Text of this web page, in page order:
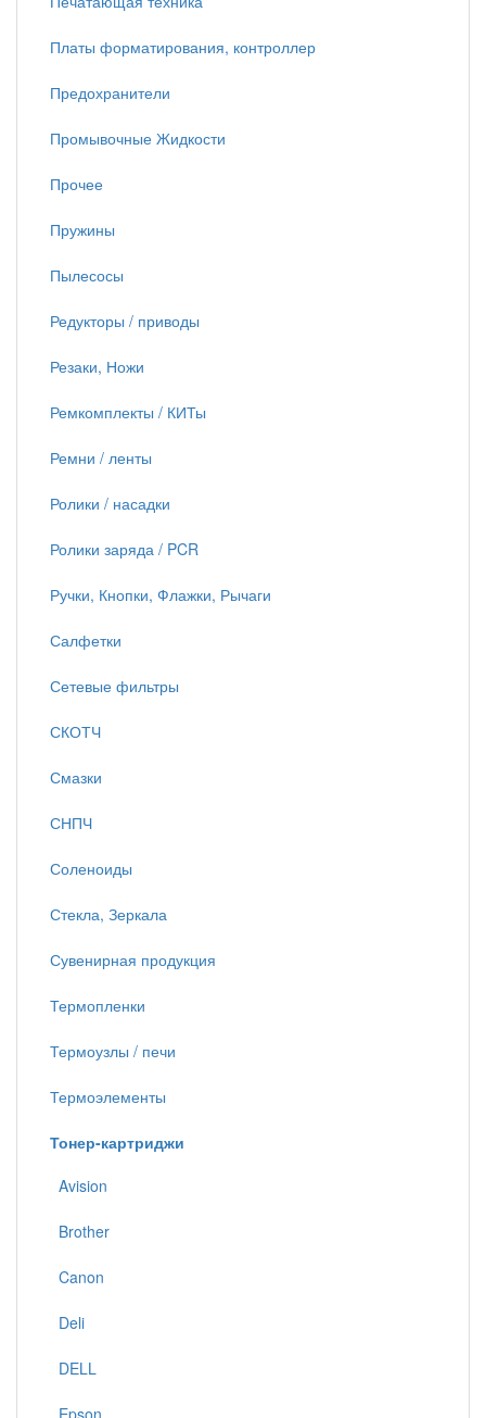
Платы форматирования, контроллер
Предохранители
Промывочные Жидкости
Прочее
Пружины
Пылесосы
Редукторы / приводы
Резаки, Ножи
Ремкомплекты / КИТы
Ремни / ленты
Ролики / насадки
Ролики заряда / PCR
Ручки, Кнопки, Флажки, Рычаги
Салфетки
Сетевые фильтры
СКОТЧ
Смазки
СНПЧ
Соленоиды
Стекла, Зеркала
Сувенирная продукция
Термопленки
Термоузлы / печи
Термоэлементы
Тонер-картриджи
Avision
Brother
Canon
Deli
DELL
Epson